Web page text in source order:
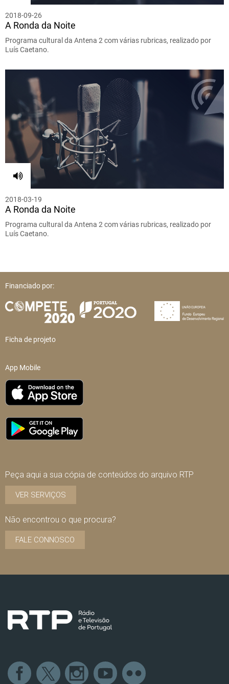
2018-09-26
A Ronda da Noite
Programa cultural da Antena 2 com várias rubricas, realizado por
Luís Caetano.
2018-03-19
A Ronda da Noite
Programa cultural da Antena 2 com várias rubricas, realizado por
Luís Caetano.
Financiado por:
Ficha de projeto
App Mobile
Peça aqui a sua cópia de conteúdos do arquivo RTP
VER SERVIÇOS
Não encontrou o que procura?
FALE CONNOSCO